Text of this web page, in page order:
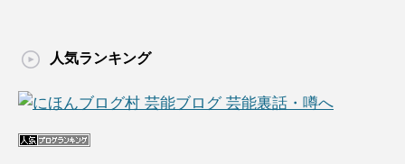
人気ランキング